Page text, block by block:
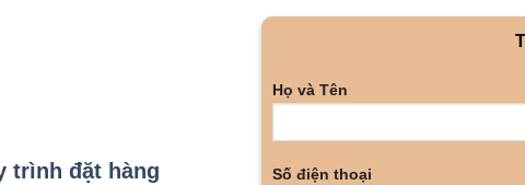
trình đặt hàng
Họ và Tên
Số điện thoại